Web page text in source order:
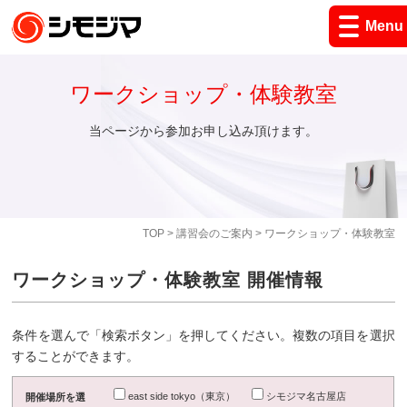
Menu
TOP> 講習会のご案内 > ワークショップ・体験教室
ワークショップ・体験教室
当ページから参加お申し込み頂けます。
ワークショップ・体験教室 開催情報
条件を選んで「検索ボタン」を押してください。複数の項目を選択
することができます。
開催場所を選
east side tokyo（東京） シモジマ名古屋店